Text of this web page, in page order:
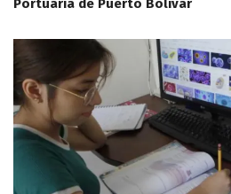
Portuaria de Puerto Bolívar